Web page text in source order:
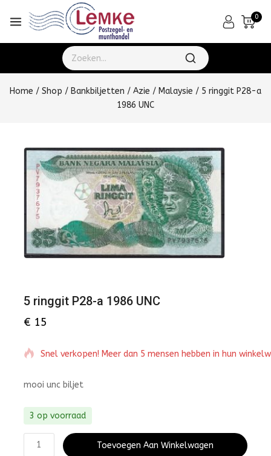
0
Home / Shop / Bankbiljetten / Azie / Malaysie / 5 ringgit P28-a
1986 UNC
5 ringgit P28-a 1986 UNC
€ 15
Snel verkopen! Meer dan 5 mensen hebben in hun
mooi unc biljet
3 op voorraad
Toevoegen Aan Winkelwagen